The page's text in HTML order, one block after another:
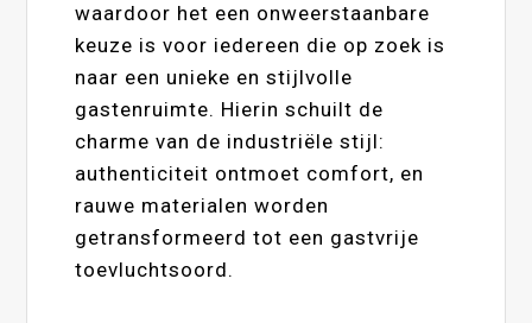
waardoor het een onweerstaanbare
keuze is voor iedereen die op zoek is
naar een unieke en stijlvolle
gastenruimte. Hierin schuilt de
charme van de industriële stijl:
authenticiteit ontmoet comfort, en
rauwe materialen worden
getransformeerd tot een gastvrije
toevluchtsoord.